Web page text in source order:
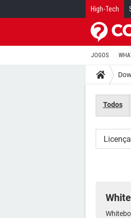
High-Tech
JOGOS
Todos
Licença